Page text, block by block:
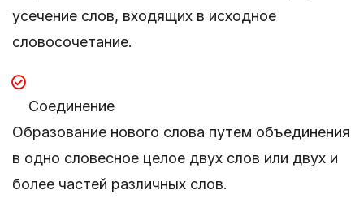
усечение слов, входящих в исходное
словосочетание.
Соединение
Образование нового слова путем объединения
в одно словесное целое двух слов или двух и
более частей различных слов.